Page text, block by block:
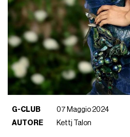
G-CLUB
07 Maggio 2024
AUTORE
Kettj Talon